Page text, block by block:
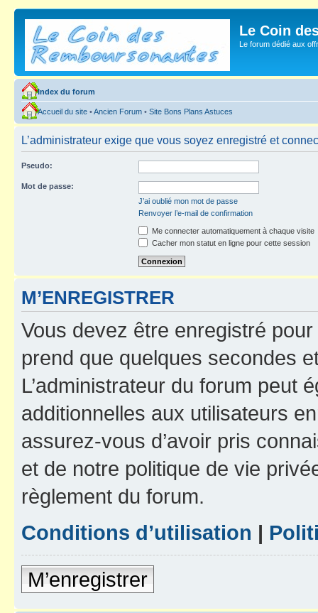
Le Coin
Le forum dédié aux
Index du forum
Accueil du site •Ancien Forum • Site Bons Plans Astuces
L’administrateur exige que vous soyez enregistré et
Pseudo:
Mot de passe:
J’ai oublié mon mot de passe
Renvoyer l’e-mail de confirmation
Me connecter automatiquement à chaque visite
Cacher mon statut en ligne pour cette session
M’ENREGISTRER
Vous devez être enregistré
prend que quelques secondes
L’administrateur du forum peut
additionnelles aux utilisateurs
assurez-vous d’avoir pris
et de notre politique de vie
règlement du forum.
Conditions d’utilisation |
M’enregistrer